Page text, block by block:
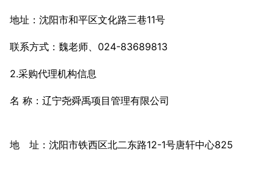
地址：沈阳市和平区文化路三巷11号
联系方式：魏老师、024-83689813
2.采购代理机构信息
名 称：辽宁尧舜禹项目管理有限公司
地 址：沈阳市铁西区北二东路12-1号唐轩中心825